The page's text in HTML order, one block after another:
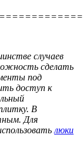
случаев
сделать
под
доступ к
В
Для
люки